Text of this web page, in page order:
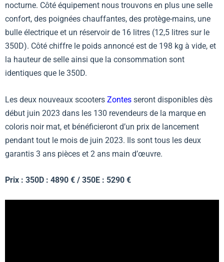
nocturne. Côté équipement nous trouvons en plus une selle
confort, des poignées chauffantes, des protège-mains, une
bulle électrique et un réservoir de 16 litres (12,5 litres sur le
350D). Côté chiffre le poids annoncé est de 198 kg à vide, et
la hauteur de selle ainsi que la consommation sont
identiques que le 350D.
Les deux nouveaux scooters Zontes seront disponibles dès
début juin 2023 dans les 130 revendeurs de la marque en
coloris noir mat, et bénéficieront d’un prix de lancement
pendant tout le mois de juin 2023. Ils sont tous les deux
garantis 3 ans pièces et 2 ans main d’œuvre.
Prix : 350D : 4890 € / 350E : 5290 €